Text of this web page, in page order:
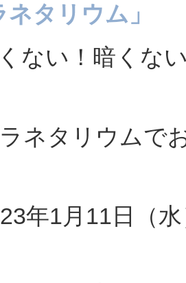
タリウム」
ない！暗くな
ネタリウムで
年1月11日（